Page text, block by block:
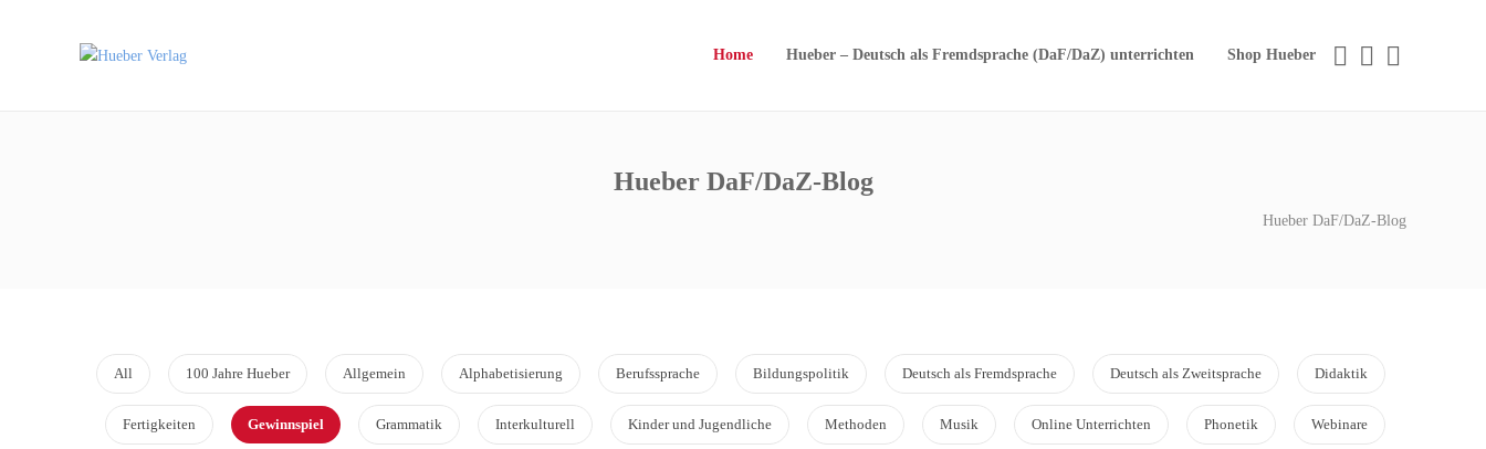
Home Hueber – Deutsch als Fremdsprache (DaF/DaZ) unterrichten Shop Hueber
Hueber DaF/DaZ-Blog
Hueber DaF/DaZ-Blog
All 100 Jahre Hueber Allgemein Alphabetisierung Berufssprache Bildungspolitik Deutsch als Fremdsprache Deutsch als Zweitsprache Didaktik
Fertigkeiten Gewinnspiel Grammatik Interkulturell Kinder und Jugendliche Methoden Musik Online Unterrichten Phonetik Webinare